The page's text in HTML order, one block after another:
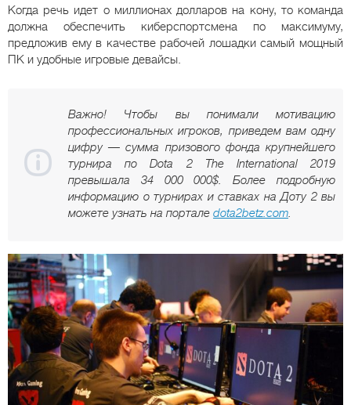
Когда речь идет о миллионах долларов на кону, то команда
должна обеспечить киберспортсмена по максимуму,
предложив ему в качестве рабочей лошадки самый мощный
ПК и удобные игровые девайсы.
Важно! Чтобы вы понимали мотивацию
профессиональных игроков, приведем вам одну
цифру — сумма призового фонда крупнейшего
турнира по Dota 2 The International 2019
превышала 34 000 000$. Более подробную
информацию о турнирах и ставках на Доту 2 вы
можете узнать на портале dota2betz.com.